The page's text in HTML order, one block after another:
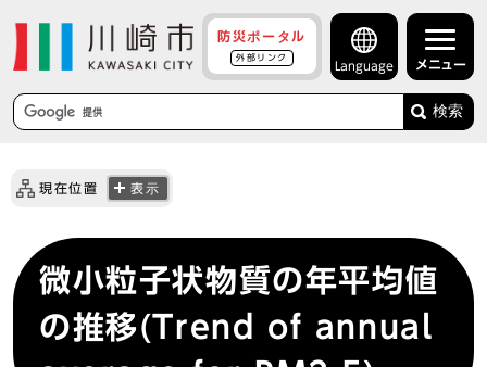
防災ポータル
外部リンク
Language メニュー
検索
現在位置 表示
微小粒子状物質の年平均値
の推移(Trend of annual